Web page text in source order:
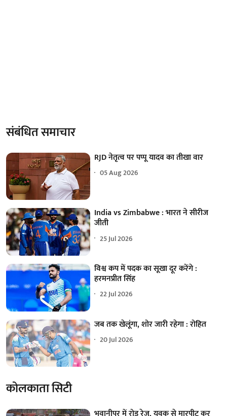
संबंधित समाचार
RJD नेतृत्व पर पप्पू यादव का तीखा वार
05 Aug 2026
India vs Zimbabwe : भारत ने सीरीज
जीती
25 Jul 2026
विश्व कप में पदक का सूखा दूर करेंगे :
हरमनप्रीत सिंह
22 Jul 2026
जब तक खेलूंगा, शोर जारी रहेगा : रोहित
20 Jul 2026
कोलकाता सिटी